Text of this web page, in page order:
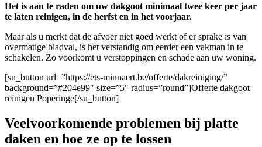
Het is aan te raden om uw dakgoot minimaal twee keer per jaar
te laten reinigen, in de herfst en in het voorjaar.
Maar als u merkt dat de afvoer niet goed werkt of er sprake is van
overmatige bladval, is het verstandig om eerder een vakman in te
schakelen. Zo voorkomt u verstoppingen en schade aan uw woning.
[su_button url=”https://ets-minnaert.be/offerte/dakreiniging/”
background=”#204e99″ size=”5″ radius=”round”]Offerte dakgoot
reinigen Poperinge[/su_button]
Veelvoorkomende problemen bij platte
daken en hoe ze op te lossen